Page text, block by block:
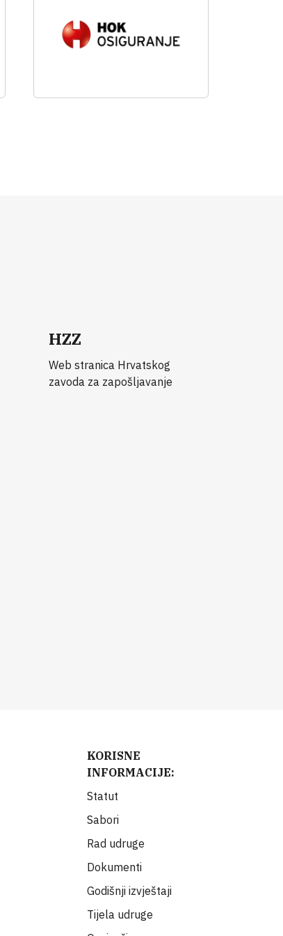
HZZ
Web stranica Hrvatskog
zavoda za zapošljavanje
KORISNE
INFORMACIJE:
Statut
Sabori
Rad udruge
Dokumenti
Godišnji izvještaji
Tijela udruge